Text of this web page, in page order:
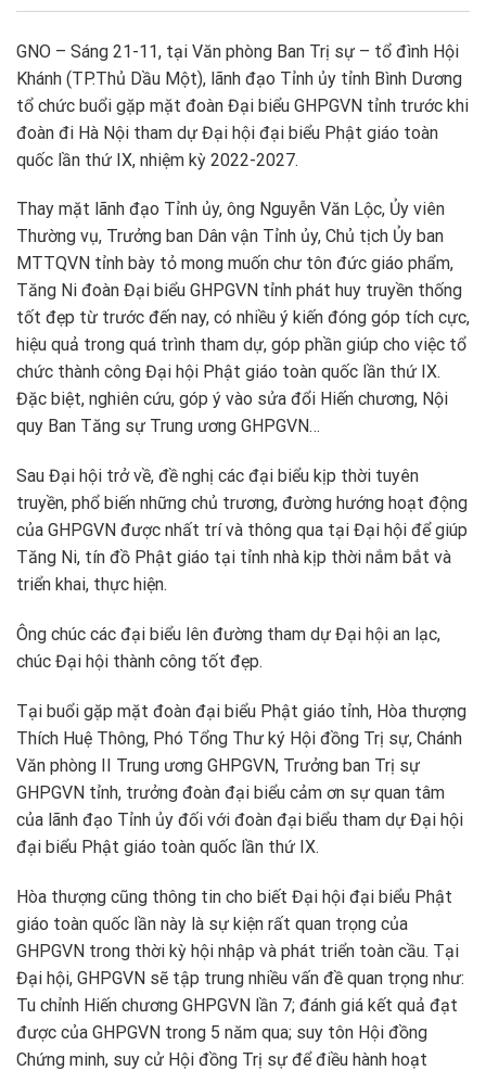
GNO – Sáng 21-11, tại Văn phòng Ban Trị sự – tổ đình Hội
Khánh (TP.Thủ Dầu Một), lãnh đạo Tỉnh ủy tỉnh Bình Dương
tổ chức buổi gặp mặt đoàn Đại biểu GHPGVN tỉnh trước khi
đoàn đi Hà Nội tham dự Đại hội đại biểu Phật giáo toàn
quốc lần thứ IX, nhiệm kỳ 2022-2027.
Thay mặt lãnh đạo Tỉnh ủy, ông Nguyễn Văn Lộc, Ủy viên
Thường vụ, Trưởng ban Dân vận Tỉnh ủy, Chủ tịch Ủy ban
MTTQVN tỉnh bày tỏ mong muốn chư tôn đức giáo phẩm,
Tăng Ni đoàn Đại biểu GHPGVN tỉnh phát huy truyền thống
tốt đẹp từ trước đến nay, có nhiều ý kiến đóng góp tích cực,
hiệu quả trong quá trình tham dự, góp phần giúp cho việc tổ
chức thành công Đại hội Phật giáo toàn quốc lần thứ IX.
Đặc biệt, nghiên cứu, góp ý vào sửa đổi Hiến chương, Nội
quy Ban Tăng sự Trung ương GHPGVN…
Sau Đại hội trở về, đề nghị các đại biểu kịp thời tuyên
truyền, phổ biến những chủ trương, đường hướng hoạt động
của GHPGVN được nhất trí và thông qua tại Đại hội để giúp
Tăng Ni, tín đồ Phật giáo tại tỉnh nhà kịp thời nắm bắt và
triển khai, thực hiện.
Ông chúc các đại biểu lên đường tham dự Đại hội an lạc,
chúc Đại hội thành công tốt đẹp.
Tại buổi gặp mặt đoàn đại biểu Phật giáo tỉnh, Hòa thượng
Thích Huệ Thông, Phó Tổng Thư ký Hội đồng Trị sự, Chánh
Văn phòng II Trung ương GHPGVN, Trưởng ban Trị sự
GHPGVN tỉnh, trưởng đoàn đại biểu cảm ơn sự quan tâm
của lãnh đạo Tỉnh ủy đối với đoàn đại biểu tham dự Đại hội
đại biểu Phật giáo toàn quốc lần thứ IX.
Hòa thượng cũng thông tin cho biết Đại hội đại biểu Phật
giáo toàn quốc lần này là sự kiện rất quan trọng của
GHPGVN trong thời kỳ hội nhập và phát triển toàn cầu. Tại
Đại hội, GHPGVN sẽ tập trung nhiều vấn đề quan trọng như:
Tu chỉnh Hiến chương GHPGVN lần 7; đánh giá kết quả đạt
được của GHPGVN trong 5 năm qua; suy tôn Hội đồng
Chứng minh, suy cử Hội đồng Trị sự để điều hành hoạt